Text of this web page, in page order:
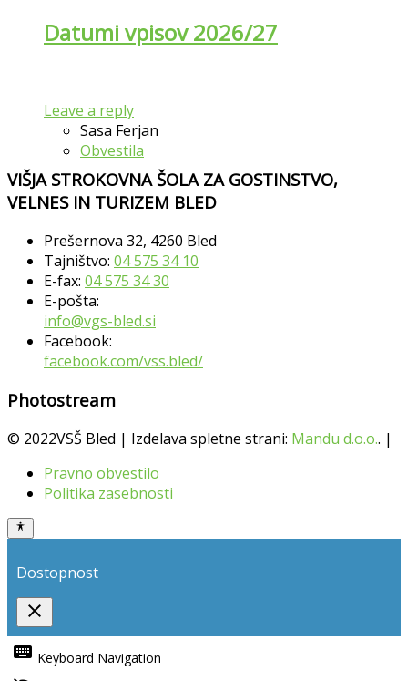
Datumi vpisov 2026/27
Leave a reply
Sasa Ferjan
Obvestila
VIŠJA STROKOVNA ŠOLA ZA GOSTINSTVO,
VELNES IN TURIZEM BLED
Prešernova 32, 4260 Bled
Tajništvo: 04 575 34 10
E-fax: 04 575 34 30
E-pošta:
info@vgs-bled.si
Facebook:
facebook.com/vss.bled/
Photostream
© 2022VSŠ Bled | Izdelava spletne strani: Mandu d.o.o.. |
Pravno obvestilo
Politika zasebnosti
Dostopnost
close
Toggle
visibility
keyboard Keyboard Navigation